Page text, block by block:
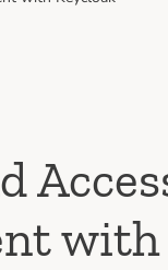
with